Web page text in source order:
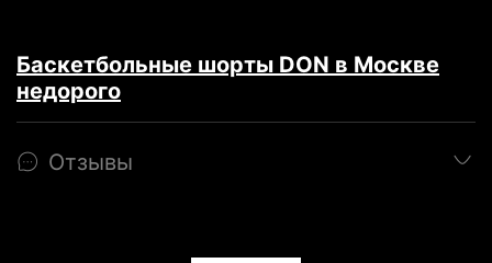
Баскетбольные шорты DON в Москве
недорого
Отзывы